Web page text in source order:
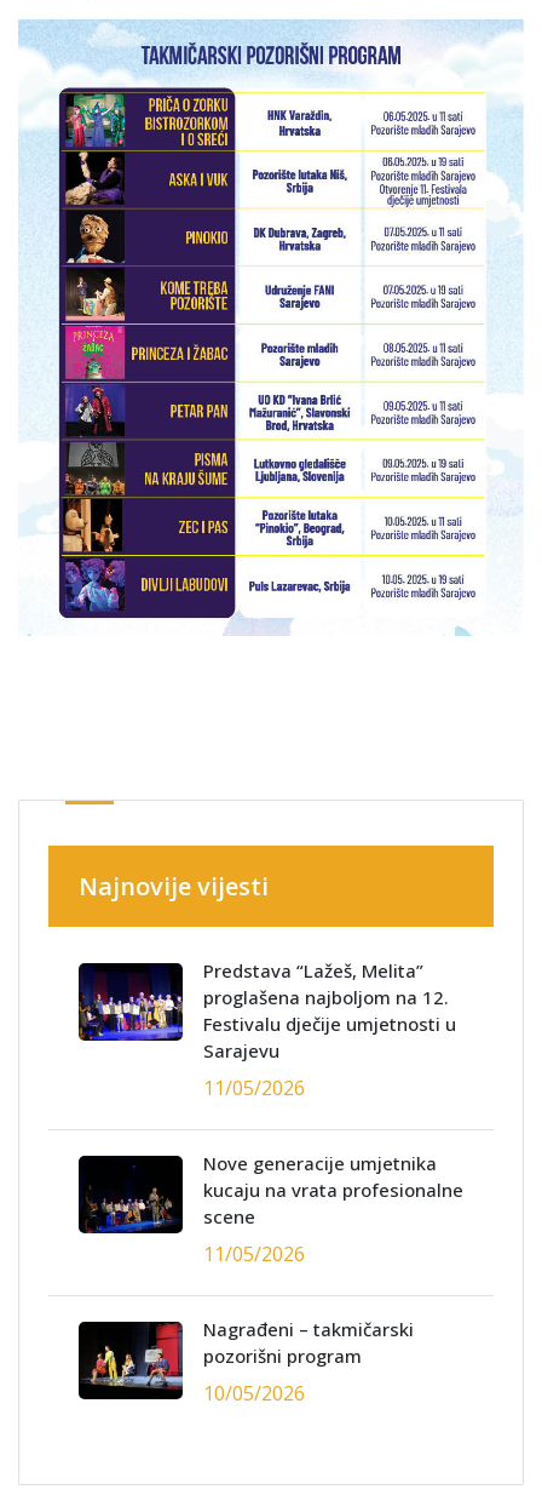
Najnovije vijesti
Predstava “Lažeš, Melita”
proglašena najboljom na 12.
Festivalu dječije umjetnosti u
Sarajevu
11/05/2026
Nove generacije umjetnika
kucaju na vrata profesionalne
scene
11/05/2026
Nagrađeni – takmičarski
pozorišni program
10/05/2026